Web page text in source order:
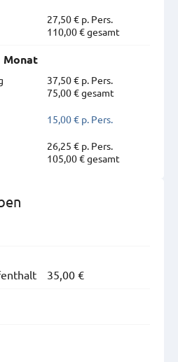
27,50 € p. Pers.
110,00 € gesamt
Monat
37,50 € p. Pers.
75,00 € gesamt
15,00 € p. Pers.
26,25 € p. Pers.
105,00 € gesamt
35,00 €